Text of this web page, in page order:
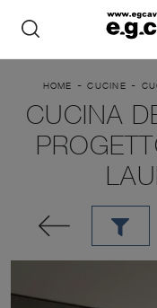
HOME -CUCINE -
CUCINA